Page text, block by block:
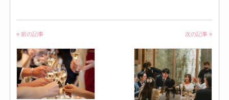
« 前の記事 次の記事 »